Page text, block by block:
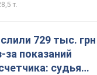
т.
729 тыс. грн
за показаний
судья